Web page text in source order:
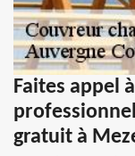
Faites appel
gratuit à